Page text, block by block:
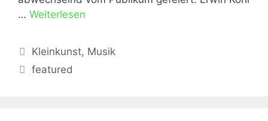
… Weiterlesen
Kategorien
Kleinkunst, Musik
Schlagwörter
featured